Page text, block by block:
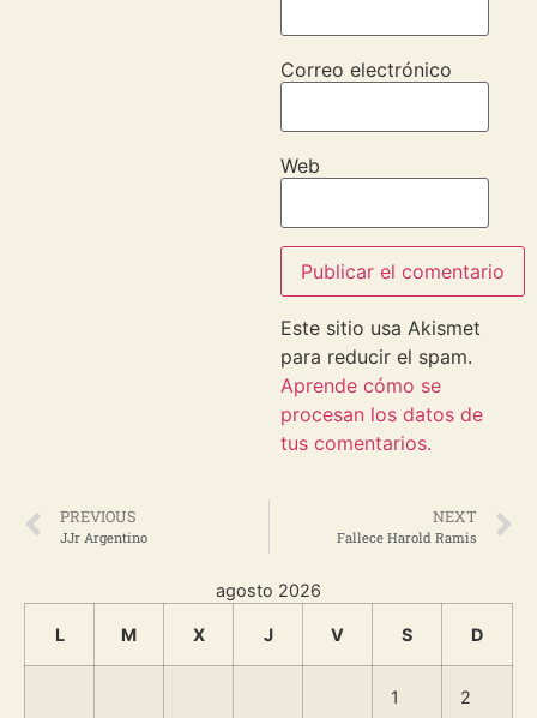
Correo electrónico
Web
Este sitio usa Akismet
para reducir el spam.
Aprende cómo se
procesan los datos de
tus comentarios.
PREVIOUS
JJr Argentino
NEXT
Fallece Harold Ramis
agosto 2026
L M X J V S D
1 2